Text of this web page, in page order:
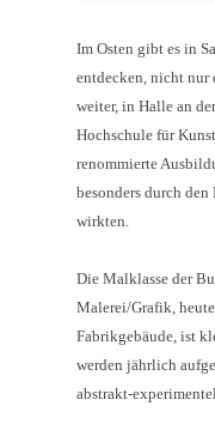
Im Osten gibt es in
entdecken, nicht
weiter, in Halle an
Hochschule für
renommierte
besonders durch
wirkten.
Die Malklasse der
Malerei/Grafik,
Fabrikgebäude, ist
werden jährlich
abstrakt-